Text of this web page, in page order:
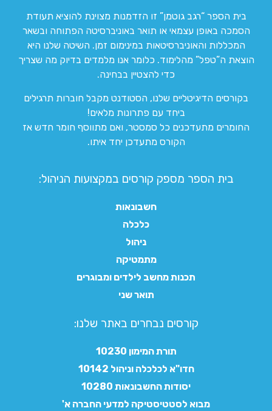
בית הספר “רגב גוטמן” זו הזדמנות מצוינת להוציא תעודת
הסמכה באופן עצמאי או תואר באוניברסיטה הפתוחה ובשאר
המכללות והאוניברסיטאות במינימום זמן. השיטה שלנו היא
הוצאת ה”טפל” מהלימוד. כלומר אנו מלמדים בדיוק מה שצריך
כדי להצטיין בבחינה.
בקורסים הדיגיטליים שלנו, הסטודנט מקבל חוברות תרגילים
ביחד עם פתרונות מלאים!
החומרים מתעדכנים כל סמסטר, ואם מתווסף חומר חדש אז
הקורס מתעדכן יחד איתו.
בית הספר מספק קורסים במקצועות הניהול:
חשבונאות
כלכלה
ניהול
מתמטיקה
תכנות מחשב לילדים ומבוגרים
תואר שני
קורסים נבחרים באתר שלנו:​
תורת המימון 10230
חדו"א לכלכלה וניהול 10142
יסודות החשבונאות 10280
מבוא לסטטיסטיקה למדעי החברה א'